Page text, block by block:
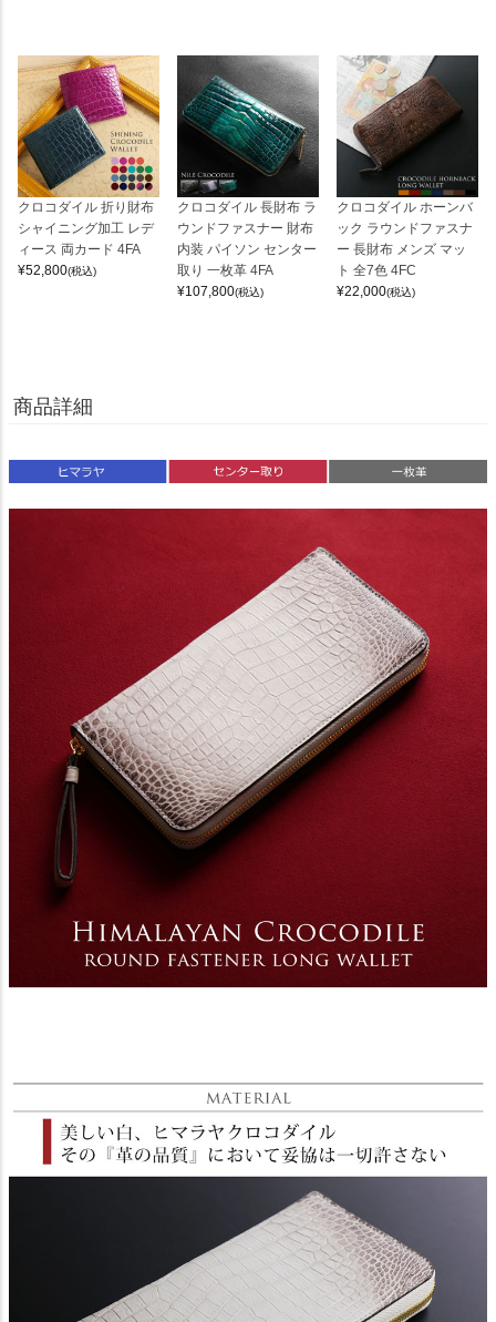
クロコダイル 折り財布
シャイニング加工 レデ
ィース 両カード 4FA
¥52,800(税込)
クロコダイル 長財布 ラ
ウンドファスナー 財布
内装 パイソン センター
取り 一枚革 4FA
¥107,800(税込)
クロコダイル ホーンバ
ック ラウンドファスナ
ー 長財布 メンズ マッ
ト 全7色 4FC
¥22,000(税込)
商品詳細